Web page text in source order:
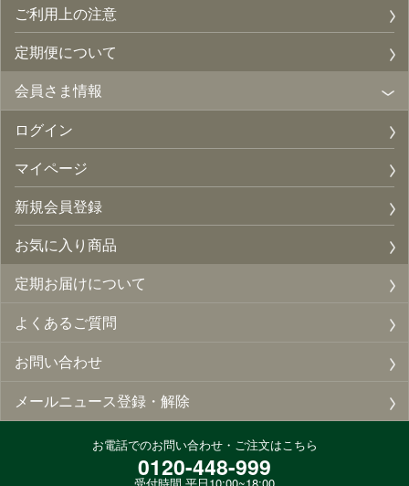
ご利用上の注意
定期便について
会員さま情報
ログイン
マイページ
新規会員登録
お気に入り商品
定期お届けについて
よくあるご質問
お問い合わせ
メールニュース登録・解除
お電話でのお問い合わせ・ご注文はこちら
0120-448-999